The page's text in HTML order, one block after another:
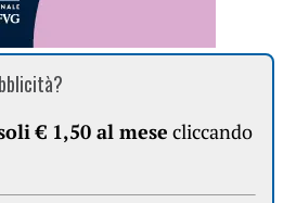
€ 1,50 al mese cliccando